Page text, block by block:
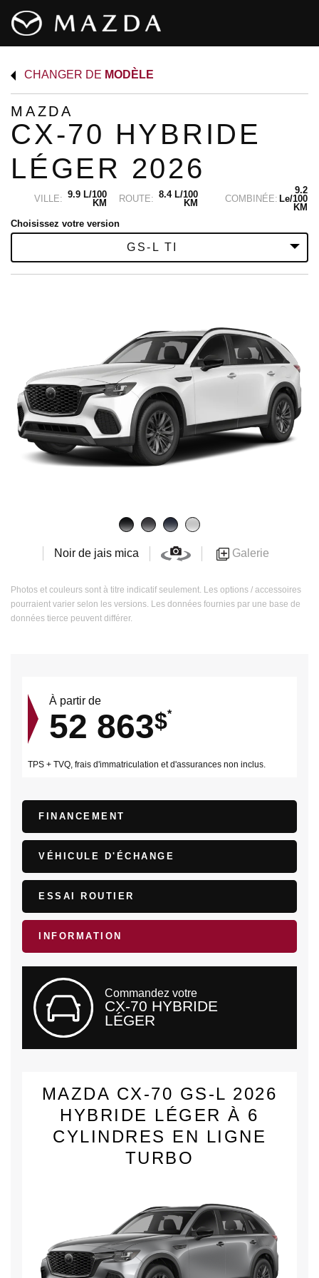
CHANGER DE MODÈLE
MAZDA
CX-70 HYBRIDE
LÉGER 2026
VILLE: 9.9 L/100
KM
ROUTE: 8.4 L/100
KM
COMBINÉE:
9.2
Le/100
KM
Choisissez votre version
GS-L TI
Noir de jais mica Galerie
Photos et couleurs sont à titre indicatif seulement. Les options / accessoires
pourraient varier selon les versions. Les données fournies par une base de
données tierce peuvent différer.
À partir de
52 863$*
TPS + TVQ, frais d'immatriculation et d'assurances non inclus.
FINANCEMENT
VÉHICULE D'ÉCHANGE
ESSAI ROUTIER
INFORMATION
Commandez votre
CX-70 HYBRIDE
LÉGER
MAZDA CX-70 GS-L 2026
HYBRIDE LÉGER À 6
CYLINDRES EN LIGNE
TURBO